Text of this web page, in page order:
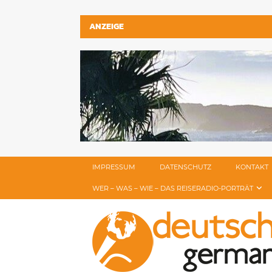
ANZEIGE
IMPRESSUM DATENSCHUTZ KONTAKT
WER – WAS – WIE – DAS REISERADIO-PORTRÄT